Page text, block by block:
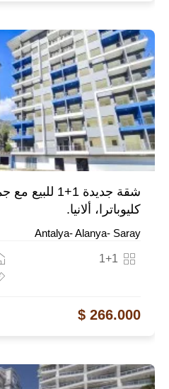
شقة جديدة 1+1
كليوباترا، ألانيا.
Antalya- Alanya- Saray
1+1
266.000 $